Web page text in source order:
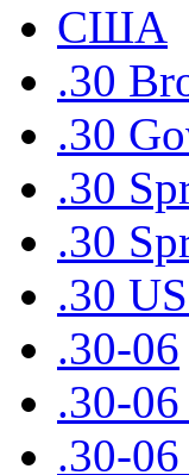
США
.30
.30
.30
.30
.30
.30-06
.30-
.30-